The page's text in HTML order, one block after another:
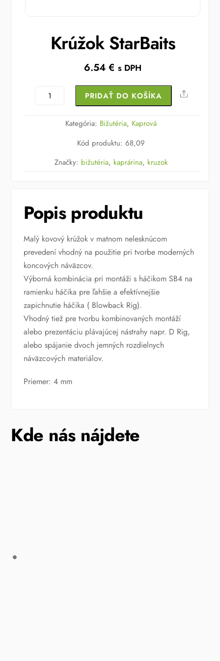
Krúžok StarBaits
6.54€ s DPH
množstvo
PRIDAŤ DO KOŠÍKA Share
Kategória: Bižutéria, Kaprová
Kód produktu:68,09
Značky: bižutéria, kaprárina, kruzok
Popis produktu
Malý kovový krúžok v matnom nelesknúcom
prevedení vhodný na použitie pri tvorbe moderných
koncových náväzcov.
Výborná kombinácia pri montáži s háčikom SB4 na
ramienku háčika pre ľahšie a efektívnejšie
zapichnutie háčika ( Blowback Rig).
Vhodný tiež pre tvorbu kombinovaných montáží
alebo prezentáciu plávajúcej nástrahy napr. D Rig,
alebo spájanie dvoch jemných rozdielnych
náväzcových materiálov.
Priemer: 4 mm
Kde nás nájdete